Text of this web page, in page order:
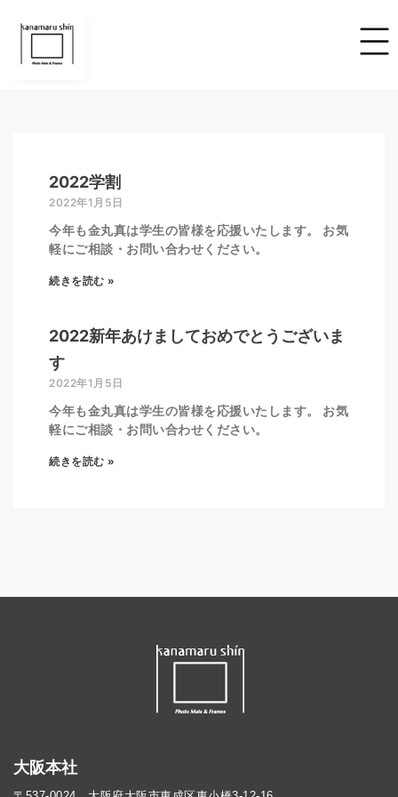
2022学割
2022年1月5日
今年も金丸真は学生の皆様を応援いたします。 お気
軽にご相談・お問い合わせください。
続きを読む »
2022新年あけましておめでとうございま
す
2022年1月5日
今年も金丸真は学生の皆様を応援いたします。 お気
軽にご相談・お問い合わせください。
続きを読む »
大阪本社